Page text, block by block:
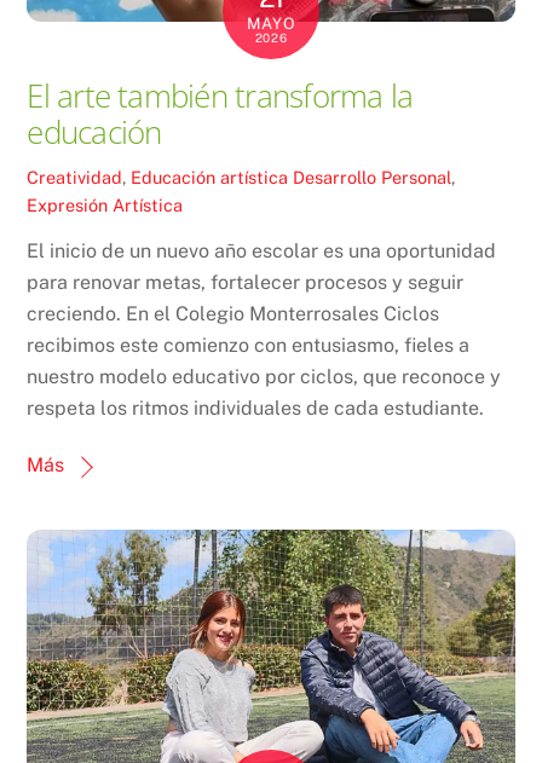
MAYO
2026
El arte también transforma la
educación
Creatividad, Educación artística Desarrollo Personal,
Expresión Artística
El inicio de un nuevo año escolar es una oportunidad
para renovar metas, fortalecer procesos y seguir
creciendo. En el Colegio Monterrosales Ciclos
recibimos este comienzo con entusiasmo, fieles a
nuestro modelo educativo por ciclos, que reconoce y
respeta los ritmos individuales de cada estudiante.
Más